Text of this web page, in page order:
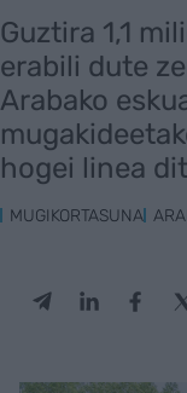
Guztira 1,1
erabili dute
Arabako
hogei linea
MUGIKORTASUNA